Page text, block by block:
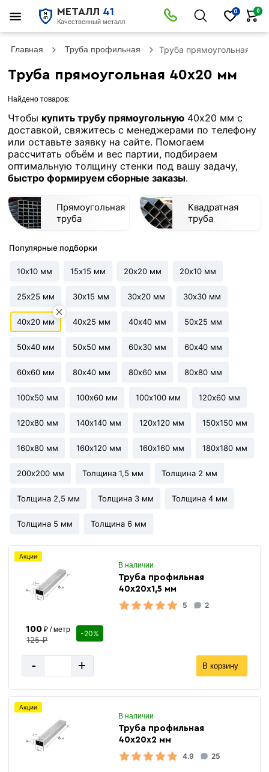
МЕТАЛЛ 41
Качественный металл
0 0
Главная Труба профильная Труба прямоугольная
Труба прямоугольная 40х20 мм
Найдено товаров:
Чтобы купить трубу прямоугольную 40х20 мм с
доставкой, свяжитесь с менеджерами по телефону
или оставьте заявку на сайте. Помогаем
рассчитать объём и вес партии, подбираем
оптимальную толщину стенки под вашу задачу,
быстро формируем сборные заказы.
Прямоугольная
труба
Квадратная
труба
Популярные подборки
10х10 мм 15х15 мм 20х20 мм 20х10 мм
25х25 мм 30х15 мм 30х20 мм 30х30 мм
40х20 мм 40х25 мм 40х40 мм 50х25 мм
50х40 мм 50х50 мм 60х30 мм 60х40 мм
60х60 мм 80х40 мм 80х60 мм 80х80 мм
100х50 мм 100х60 мм 100х100 мм 120х60 мм
120х80 мм 140х140 мм 120х120 мм 150х150 мм
160х80 мм 160х120 мм 160х160 мм 180х180 мм
200х200 мм Толщина 1,5 мм Толщина 2 мм
Толщина 2,5 мм Толщина 3 мм Толщина 4 мм
Толщина 5 мм Толщина 6 мм
Акции
В наличии
Труба профильная
40х20х1,5 мм
5
2
100 ₽ / метр
125 ₽
-20%
- + В корзину
Акции
В наличии
Труба профильная
40х20х2 мм
4.9
25